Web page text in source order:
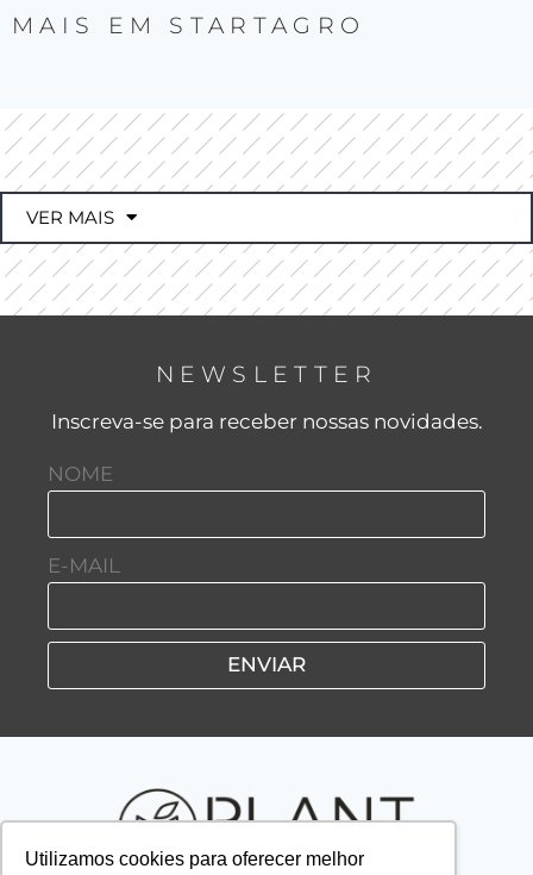
Utilizamos cookies para oferecer melhor
MAIS EM STARTAGRO
VER MAIS
NEWSLETTER
Inscreva-se para receber nossas novidades.
NOME
E-MAIL
ENVIAR